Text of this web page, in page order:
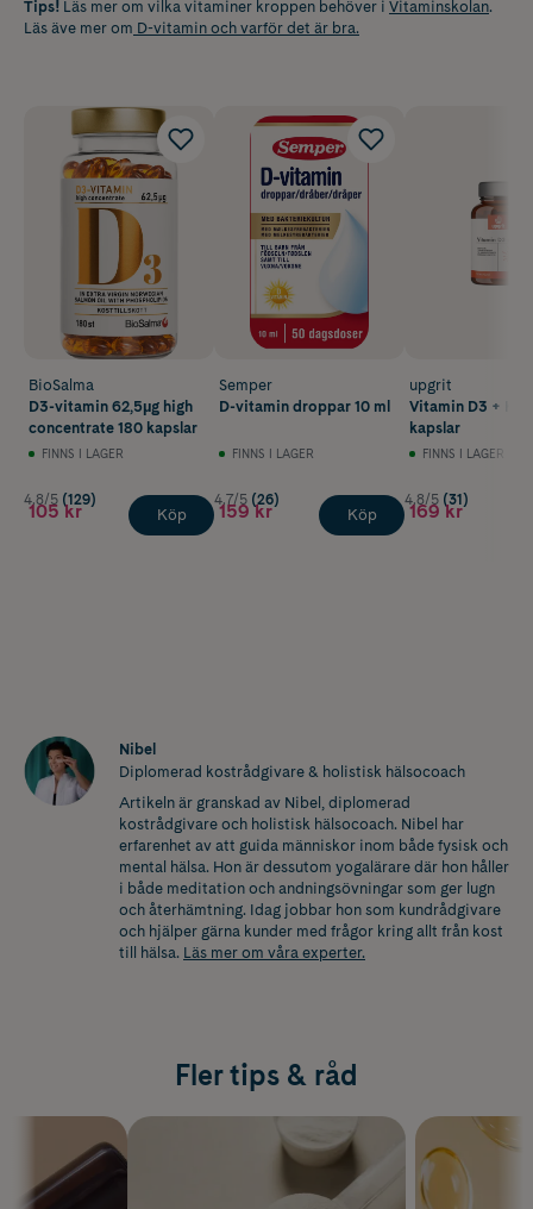
Tips! Läs mer om vilka vitaminer kroppen behöver i Vitaminskolan.
Läs äve mer om D-vitamin och varför det är bra.
BioSalma
D3-vitamin 62,5µg high
concentrate 180 kapslar
FINNS I LAGER
4.8/5 (129)
105 kr Köp
Semper
D-vitamin droppar 10 ml
FINNS I LAGER
4.7/5 (26)
159 kr Köp
upgrit
Vitamin D3 + K2
kapslar
FINNS I LAGER
4.8/5 (31)
169 kr
Nibel
Diplomerad kostrådgivare & holistisk hälsocoach
Artikeln är granskad av Nibel, diplomerad
kostrådgivare och holistisk hälsocoach. Nibel har
erfarenhet av att guida människor inom både fysisk och
mental hälsa. Hon är dessutom yogalärare där hon håller
i både meditation och andningsövningar som ger lugn
och återhämtning. Idag jobbar hon som kundrådgivare
och hjälper gärna kunder med frågor kring allt från kost
till hälsa. Läs mer om våra experter.
Fler tips & råd